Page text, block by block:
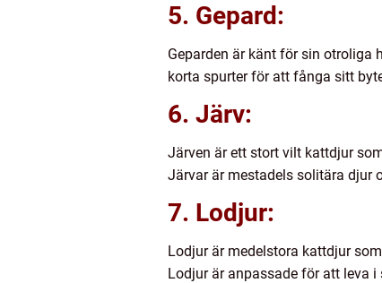
5. Gepard:
Geparden är känt för sin otroliga
korta spurter för att fånga sitt
6. Järv:
Järven är ett stort vilt kattdjur
Järvar är mestadels solitära djur
7. Lodjur:
Lodjur är medelstora kattdjur
Lodjur är anpassade för att leva